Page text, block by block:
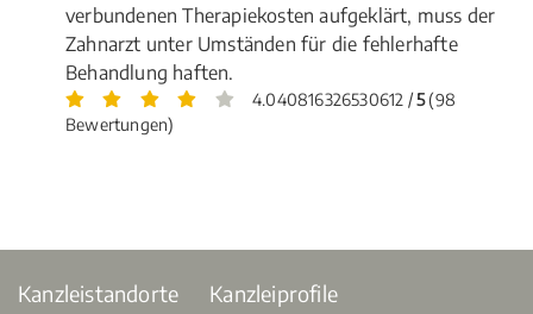
verbundenen Therapiekosten aufgeklärt, muss der
Zahnarzt unter Umständen für die fehlerhafte
Behandlung haften.
4.040816326530612 /5(98
Bewertungen)
Kanzleistandorte Kanzleiprofile